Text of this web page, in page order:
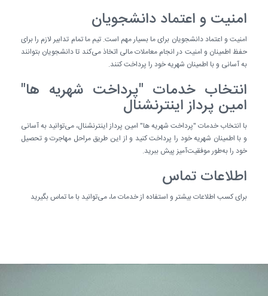
امنیت و اعتماد دانشجویان
امنیت و اعتماد دانشجویان برای ما بسیار مهم است. تیم ما تمام تدابیر لازم را برای
حفظ اطمینان و امنیت در انجام معاملات مالی اتخاذ می‌کند تا دانشجویان بتوانند
به آسانی و با اطمینان شهریه خود را پرداخت کنند.
انتخاب خدمات "پرداخت شهریه ها"
امین پرداز اینترنشنال
با انتخاب خدمات "پرداخت شهریه ها" امین پرداز اینترنشنال، می‌توانید به آسانی
و با اطمینان شهریه خود را پرداخت کنید و از این طریق مراحل مهاجرت و تحصیل
خود را به‌طور موفقیت‌آمیز پیش ببرید.
اطلاعات تماس
برای کسب اطلاعات بیشتر و استفاده از خدمات ما، می‌توانید با ما تماس بگیرید